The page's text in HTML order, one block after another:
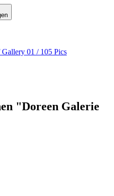
Gallery 01 / 105 Pics
"Doreen Galerie